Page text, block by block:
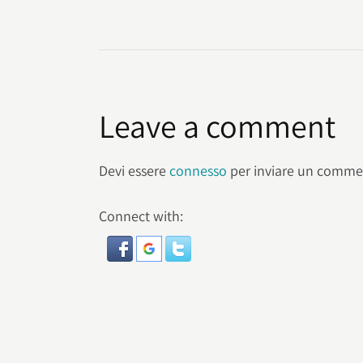
Leave a comment
Devi essereconnesso per inviare un
Connect with: